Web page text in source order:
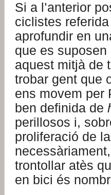
Si a l’anterior
ciclistes
aprofundir en
que es
aquest mitjà de
trobar gent que
ens movem per
ben definida de
perillosos i,
proliferació de
trontollar atès
en bici és